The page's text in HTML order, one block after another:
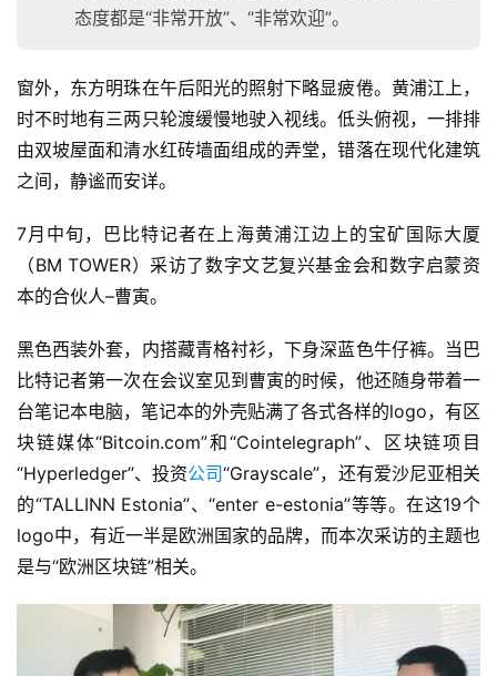
态度都是“非常开放”、“非常欢迎”。
窗外，东方明珠在午后阳光的照射下略显疲倦。黄浦江上，
时不时地有三两只轮渡缓慢地驶入视线。低头俯视，一排排
由双坡屋面和清水红砖墙面组成的弄堂，错落在现代化建筑
之间，静谧而安详。
7月中旬，巴比特记者在上海黄浦江边上的宝矿国际大厦
（BM TOWER）采访了数字文艺复兴基金会和数字启蒙资
本的合伙人–曹寅。
黑色西装外套，内搭藏青格衬衫，下身深蓝色牛仔裤。当巴
比特记者第一次在会议室见到曹寅的时候，他还随身带着一
台笔记本电脑，笔记本的外壳贴满了各式各样的logo，有区
块链媒体“Bitcoin.com”和“Cointelegraph”、区块链项目
“Hyperledger”、投资公司“Grayscale”，还有爱沙尼亚相关
的“TALLINN Estonia”、“enter e-estonia”等等。在这19个
logo中，有近一半是欧洲国家的品牌，而本次采访的主题也
是与“欧洲区块链”相关。